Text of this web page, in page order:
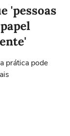
'pessoas
prática pode